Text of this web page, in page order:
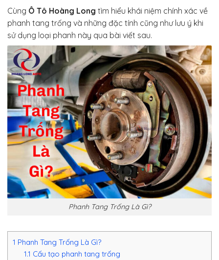
Cùng Ô Tô Hoàng Long tìm hiểu khái niệm chính xác về
phanh tang trống và những đặc tính cũng như lưu ý khi
sử dụng loại phanh này qua bài viết sau.
Phanh Tang Trống Là Gì?
1 Phanh Tang Trống Là Gì?
1.1 Cấu tạo phanh tang trống